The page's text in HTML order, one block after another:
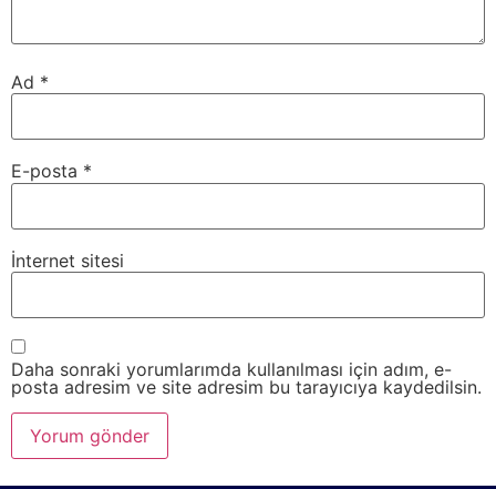
Ad *
E-posta *
İnternet sitesi
Daha sonraki yorumlarımda kullanılması için adım, e-
posta adresim ve site adresim bu tarayıcıya kaydedilsin.